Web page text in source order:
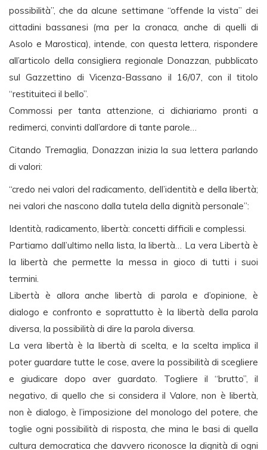
possibilità”, che da alcune settimane “offende la vista” dei
cittadini bassanesi (ma per la cronaca, anche di quelli di
Asolo e Marostica), intende, con questa lettera, rispondere
all’articolo della consigliera regionale Donazzan, pubblicato
sul Gazzettino di Vicenza-Bassano il 16/07, con il titolo
“restituiteci il bello”.
Commossi per tanta attenzione, ci dichiariamo pronti a
redimerci, convinti dall’ardore di tante parole…
Citando Tremaglia, Donazzan inizia la sua lettera parlando
di valori:
“credo nei valori del radicamento, dell’identità e della libertà;
nei valori che nascono dalla tutela della dignità personale”:
Identità, radicamento, libertà: concetti difficili e complessi.
Partiamo dall’ultimo nella lista, la libertà… La vera Libertà è
la libertà che permette la messa in gioco di tutti i suoi
termini.
Libertà è allora anche libertà di parola e d’opinione, è
dialogo e confronto e soprattutto è la libertà della parola
diversa, la possibilità di dire la parola diversa.
La vera libertà è la libertà di scelta, e la scelta implica il
poter guardare tutte le cose, avere la possibilità di scegliere
e giudicare dopo aver guardato. Togliere il “brutto”, il
negativo, di quello che si considera il Valore, non è libertà,
non è dialogo, è l’imposizione del monologo del potere, che
toglie ogni possibilità di risposta, che mina le basi di quella
cultura democratica che davvero riconosce la dignità di ogni